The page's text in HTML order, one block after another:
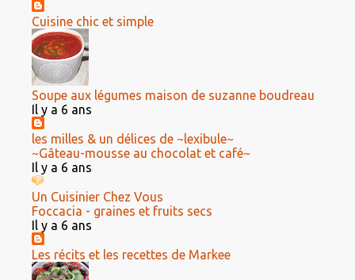
Cuisine chic et simple
Soupe aux légumes maison de suzanne boudreau
Il y a 6 ans
les milles & un délices de ~lexibule~
~Gâteau-mousse au chocolat et café~
Il y a 6 ans
Un Cuisinier Chez Vous
Foccacia - graines et fruits secs
Il y a 6 ans
Les récits et les recettes de Markee